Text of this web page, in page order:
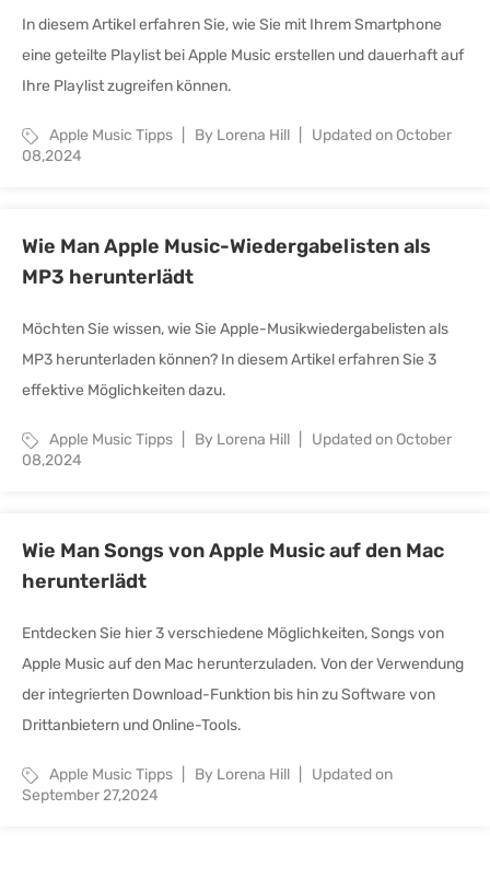
In diesem Artikel erfahren Sie, wie Sie mit Ihrem Smartphone
eine geteilte Playlist bei Apple Music erstellen und dauerhaft auf
Ihre Playlist zugreifen können.
Apple Music Tipps By Lorena Hill
Updated on October
08,2024
Wie Man Apple Music-Wiedergabelisten als
MP3 herunterlädt
Möchten Sie wissen, wie Sie Apple-Musikwiedergabelisten als
MP3 herunterladen können? In diesem Artikel erfahren Sie 3
effektive Möglichkeiten dazu.
Apple Music Tipps By Lorena Hill
Updated on October
08,2024
Wie Man Songs von Apple Music auf den Mac
herunterlädt
Entdecken Sie hier 3 verschiedene Möglichkeiten, Songs von
Apple Music auf den Mac herunterzuladen. Von der Verwendung
der integrierten Download-Funktion bis hin zu Software von
Drittanbietern und Online-Tools.
Apple Music Tipps By Lorena Hill
Updated on
September 27,2024